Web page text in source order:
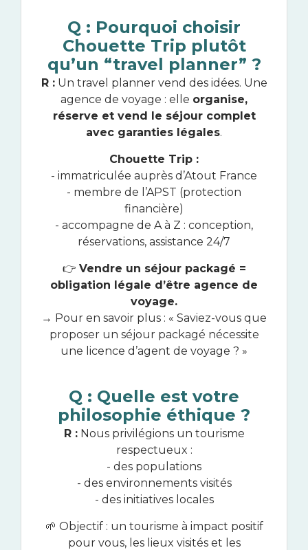
Q : Pourquoi choisir
Chouette Trip plutôt
qu’un “travel planner” ?
R :Un travel planner vend des idées. Une
agence de voyage : elle organise,
réserve et vend le séjour complet
avec garanties légales.
Chouette Trip :
- immatriculée auprès d’Atout France
- membre de l’APST (protection
financière)
- accompagne de A à Z : conception,
réservations, assistance 24/7
👉 Vendre un séjour packagé =
obligation légale d’être agence de
voyage.
→ Pour en savoir plus : « Saviez-vous que
proposer un séjour packagé nécessite
une licence d’agent de voyage ? »
Q : Quelle est votre
philosophie éthique ?
R :Nous privilégions un tourisme
respectueux :
- des populations
- des environnements visités
- des initiatives locales
🌱 Objectif : un tourisme à impact positif
pour vous, les lieux visités et les